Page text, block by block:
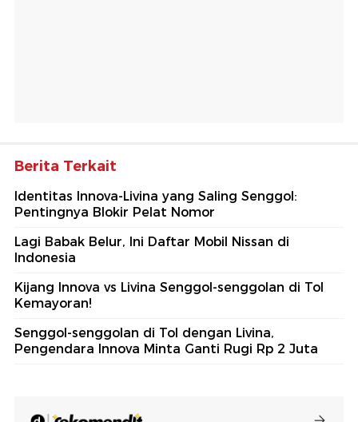
Berita Terkait
Identitas Innova-Livina yang Saling Senggol:
Pentingnya Blokir Pelat Nomor
Lagi Babak Belur, Ini Daftar Mobil Nissan di
Indonesia
Kijang Innova vs Livina Senggol-senggolan di Tol
Kemayoran!
Senggol-senggolan di Tol dengan Livina,
Pengendara Innova Minta Ganti Rugi Rp 2 Juta